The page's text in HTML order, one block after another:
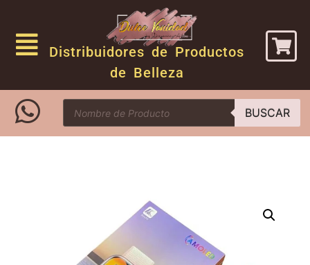
Distribuidores de Productos
de Belleza
BUSCAR